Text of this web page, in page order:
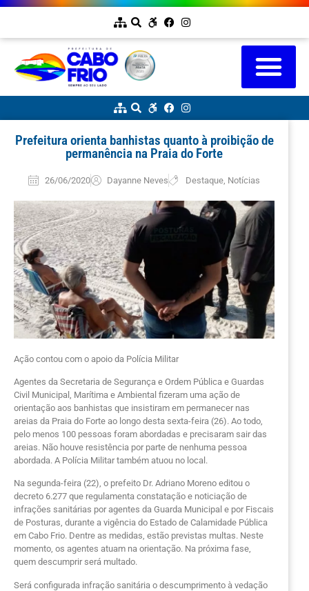
Prefeitura orienta banhistas quanto à proibição de
permanência na Praia do Forte
26/06/2020 Dayanne Neves Destaque Notícias
Ação contou com o apoio da Polícia Militar
Agentes da Secretaria de Segurança e Ordem Pública e Guardas
Civil Municipal, Marítima e Ambiental fizeram uma ação de
orientação aos banhistas que insistiram em permanecer nas
areias da Praia do Forte ao longo desta sexta-feira (26). Ao todo,
pelo menos 100 pessoas foram abordadas e precisaram sair das
areias. Não houve resistência por parte de nenhuma pessoa
abordada. A Polícia Militar também atuou no local.
Na segunda-feira (22), o prefeito Dr. Adriano Moreno editou o
decreto 6.277 que regulamenta constatação e noticiação de
infrações sanitárias por agentes da Guarda Municipal e por Fiscais
de Posturas, durante a vigência do Estado de Calamidade Pública
em Cabo Frio. Dentre as medidas, estão previstas multas. Neste
momento, os agentes atuam na orientação. Na próxima fase,
quem descumprir será multado.
Será configurada infração sanitária o descumprimento à vedação